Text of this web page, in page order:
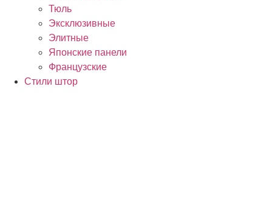
Тюль
Эксклюзивные
Элитные
Японские панели
Французские
Стили штор